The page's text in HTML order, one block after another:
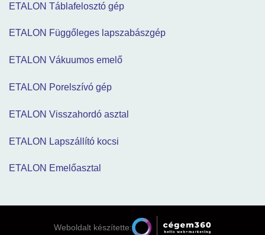
ETALON Táblafelosztó gép
ETALON Függőleges lapszabászgép
ETALON Vákuumos emelő
ETALON Porelszívó gép
ETALON Visszahordó asztal
ETALON Lapszállító kocsi
ETALON Emelőasztal
Weboldalt készítette: